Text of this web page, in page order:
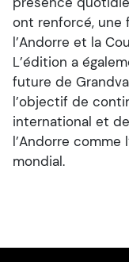
ont renforcé, une
l’Andorre et la
L’édition a
future de
l’objectif de
international et
l’Andorre comme
mondial.